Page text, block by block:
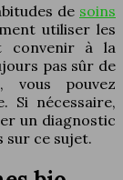
de soins
utiliser les
convenir à la
pas sûr de
vous pouvez
Si nécessaire,
un diagnostic
sur ce sujet.